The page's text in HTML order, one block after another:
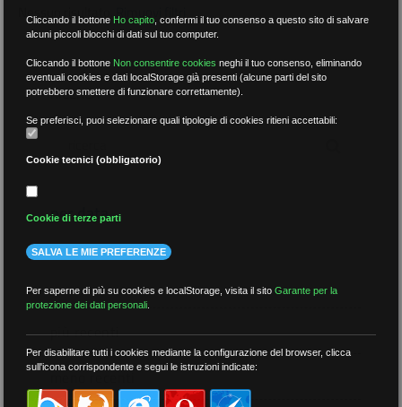
Nessun risultato.Rimuovi filtri
RICERCA
per data
più recenti
meno recenti
Cliccando il bottone Ho capito ,confermi il tuo consenso a questo sito di salvare
alcuni piccoli blocchi di dati sul tuo computer.
Cliccando il bottone Non consentire cookies neghi il tuo consenso, eliminando
eventuali cookies e dati localStorage già presenti (alcune parti del sito
potrebbero smettere di funzionare correttamente).
Se preferisci, puoi selezionare quali tipologie di cookies ritieni accettabili:
Cookie tecnici (obbligatorio)
Cookie di terze parti
SALVA LE MIE PREFERENZE
Per saperne di più su cookies e localStorage, visita il sitoGarante per la
protezione dei dati personali
Per disabilitare tutti i cookies mediante la configurazione del browser, clicca
sull'icona corrispondente e segui le istruzioni indicate: